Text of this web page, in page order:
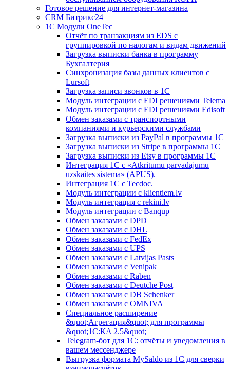
Готовое решение для интернет-магазина
CRM Битрикс24
1C Модули OneTec
Отчёт по транзакциям из EDS с
группировкой по налогам и видам движений
Загрузка выписки банка в программу
Бухгалтерия
Синхронизация базы данных клиентов с
Lursoft
Загрузка записи звонков в 1С
Модуль интеграции с EDI решениями Telema
Модуль интеграции с EDI решениями Edisoft
Обмен заказами с транспортными
компаниями и курьерскими службами
Загрузка выписки из PayPal в программы 1C
Загрузка выписки из Stripe в программы 1C
Загрузка выписки из Etsy в программы 1C
Интеграция 1С с «Atkritumu pārvadājumu
uzskaites sistēma» (APUS).
Интеграция 1С с Tecdoc.
Модуль интеграции с klientiem.lv
Модуль интеграция с rekini.lv
Модуль интеграции с Banqup
Обмен заказами с DPD
Обмен заказами с DHL
Обмен заказами с FedEx
Обмен заказами с UPS
Обмен заказами с Latvijas Pasts
Обмен заказами с Venipak
Обмен заказами с Raben
Обмен заказами с Deutche Post
Обмен заказами с DB Schenker
Обмен заказами с OMNIVA
Специальное расширение
&quot;Агрегация&quot; для программы
&quot;1С:КA 2.5&quot;
Telegram-бот для 1С: отчёты и уведомления в
вашем мессенджере
Выгрузка формата MySaldo из 1C для сверки